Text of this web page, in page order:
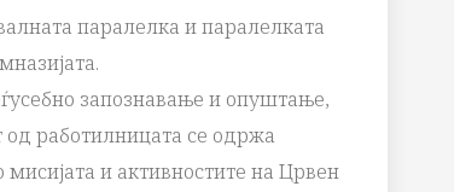
паралелка и паралелката
запознавање и опуштање,
од работилницата се одржа
и активностите на Црвен